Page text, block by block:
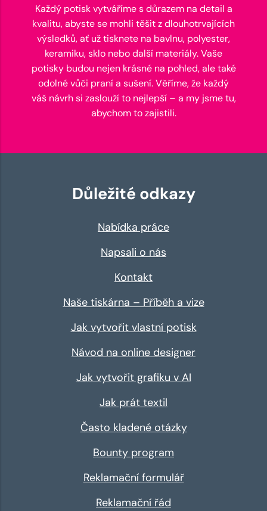
Každý potisk vytváříme s důrazem na detail a
kvalitu, abyste se mohli těšit z dlouhotrvajících
výsledků, ať už tisknete na bavlnu, polyester,
keramiku, sklo nebo další materiály. Vaše
potisky budou nejen krásné na pohled, ale také
odolné vůči praní a sušení. Věříme, že každý
váš návrh si zaslouží to nejlepší – a my jsme tu,
abychom to zajistili.
Důležité odkazy
Nabídka práce
Napsali o nás
Kontakt
Naše tiskárna – Příběh a vize
Jak vytvořit vlastní potisk
Návod na online designer
Jak vytvořit grafiku v AI
Jak prát textil
Často kladené otázky
Bounty program
Reklamační formulář
Reklamační řád